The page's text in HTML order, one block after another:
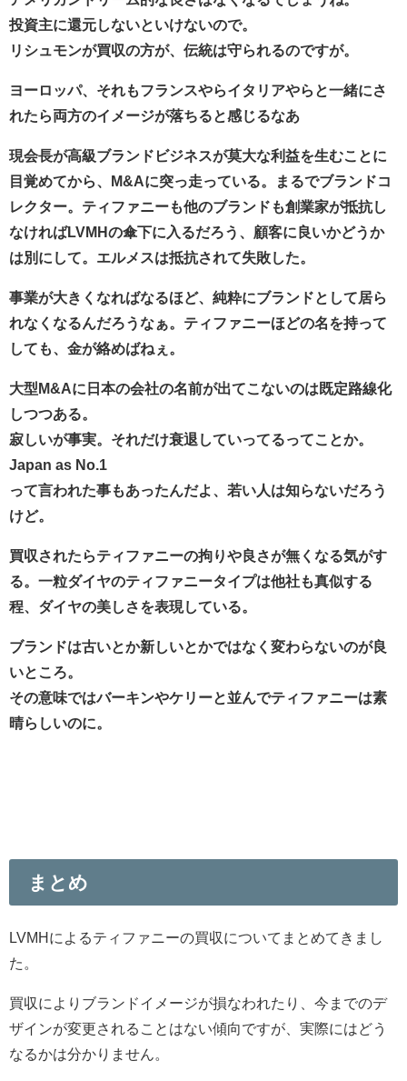
投資主に還元しないといけないので。
リシュモンが買収の方が、伝統は守られるのですが。
ヨーロッパ、それもフランスやらイタリアやらと一緒にさ
れたら両方のイメージが落ちると感じるなあ
現会長が高級ブランドビジネスが莫大な利益を生むことに
目覚めてから、M&Aに突っ走っている。まるでブランドコ
レクター。ティファニーも他のブランドも創業家が抵抗し
なければLVMHの傘下に入るだろう、顧客に良いかどうか
は別にして。エルメスは抵抗されて失敗した。
事業が大きくなればなるほど、純粋にブランドとして居ら
れなくなるんだろうなぁ。ティファニーほどの名を持って
しても、金が絡めばねぇ。
大型M&Aに日本の会社の名前が出てこないのは既定路線化
しつつある。
寂しいが事実。それだけ衰退していってるってことか。
Japan as No.1
って言われた事もあったんだよ、若い人は知らないだろう
けど。
買収されたらティファニーの拘りや良さが無くなる気がす
る。一粒ダイヤのティファニータイプは他社も真似する
程、ダイヤの美しさを表現している。
ブランドは古いとか新しいとかではなく変わらないのが良
いところ。
その意味ではバーキンやケリーと並んでティファニーは素
晴らしいのに。
まとめ
LVMHによるティファニーの買収についてまとめてきまし
た。
買収によりブランドイメージが損なわれたり、今までのデ
ザインが変更されることはない傾向ですが、実際にはどう
なるかは分かりません。